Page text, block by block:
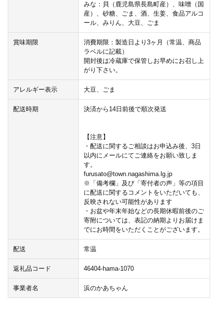
みな：貝（鹿児島県長島町産）、味噌（国
産）、砂糖、ごま、酒、生姜、食品アルコ
ール、みりん、大豆、ごま
賞味期限
消費期限：製造日より3ヶ月（常温、商品
ラベルに記載）
開封後は冷蔵庫で保管しお早めにお召し上
がり下さい。
アレルギー表示 大豆、ごま
配送時期 決済から14日前後で順次発送
【注意】
・配送に関するご相談はお申込み後、3日
以内にメールにてご連絡をお願い致しま
す。
furusato@town.nagashima.lg.jp
※「備考欄」及び「寄付者の声」等の項目
に配送に関するコメントをいただいても、
反映されない可能性があります
・お盆や年末年始などの長期休暇前後のご
寄附については、表記の納期よりお届けま
でにお時間をいただくことがございます。
配送 常温
返礼品コード 46404-hama-1070
事業者名 浜のかあちゃん